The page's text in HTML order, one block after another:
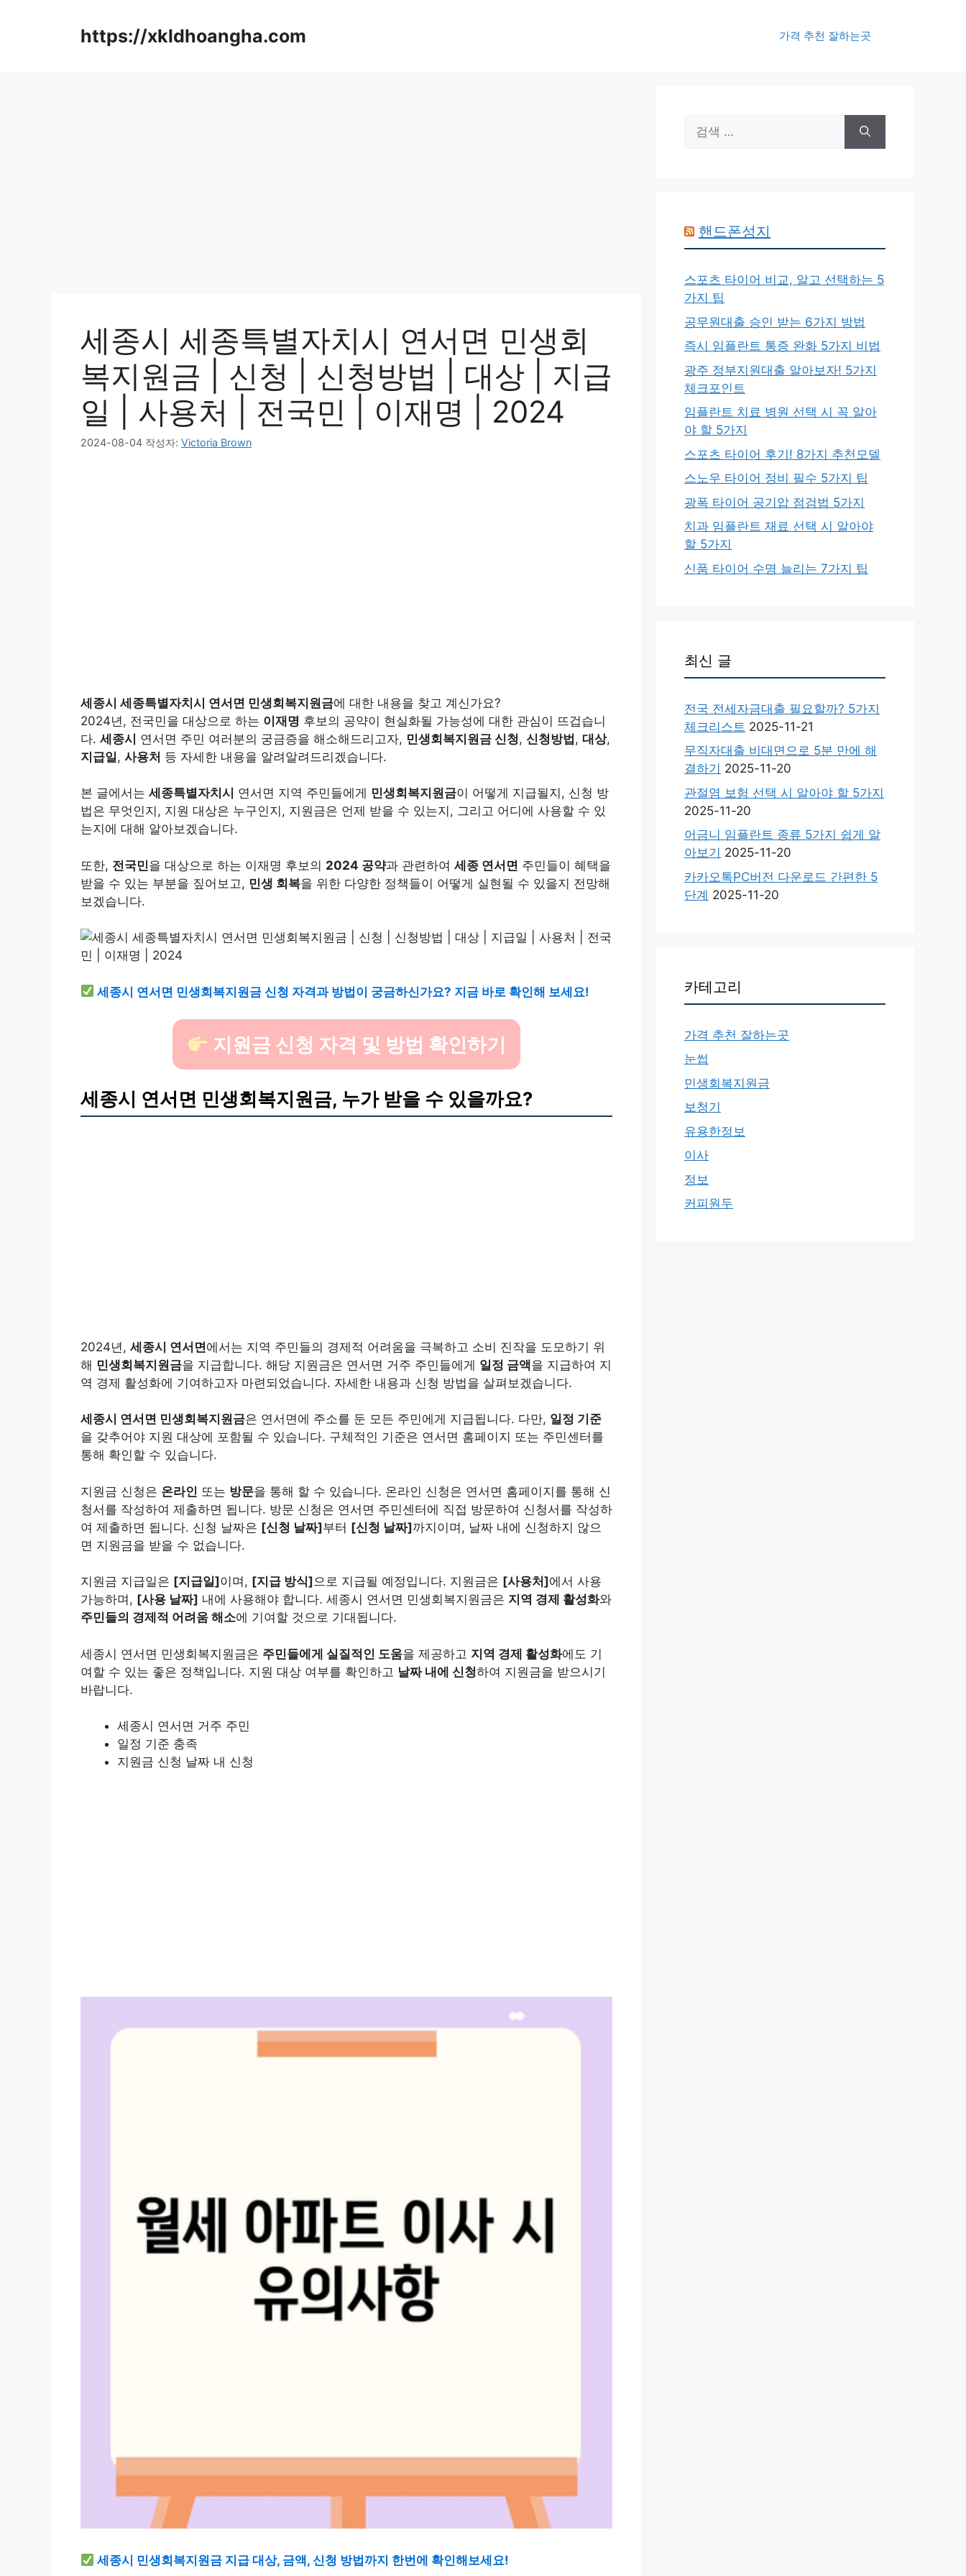
https://xkldhoangha.com 가격 추천 잘하는곳
세종시 세종특별자치시 연서면 민생회
복지원금 | 신청 | 신청방법 | 대상 | 지급
일 | 사용처 | 전국민 | 이재명 | 2024
2024-08-04 작성자: Victoria Brown
세종시 세종특별자치시 연서면 민생회복지원금에 대한 내용을 찾고 계신가요?
2024년, 전국민을 대상으로 하는 이재명 후보의 공약이 현실화될 가능성에 대한 관심이 뜨겁습니
다. 세종시 연서면 주민 여러분의 궁금증을 해소해드리고자, 민생회복지원금 신청, 신청방법, 대상,
지급일, 사용처 등 자세한 내용을 알려알려드리겠습니다.
본 글에서는 세종특별자치시 연서면 지역 주민들에게 민생회복지원금이 어떻게 지급될지, 신청 방
법은 무엇인지, 지원 대상은 누구인지, 지원금은 언제 받을 수 있는지, 그리고 어디에 사용할 수 있
는지에 대해 알아보겠습니다.
또한, 전국민을 대상으로 하는 이재명 후보의 2024 공약과 관련하여 세종 연서면 주민들이 혜택을
받을 수 있는 부분을 짚어보고, 민생 회복을 위한 다양한 정책들이 어떻게 실현될 수 있을지 전망해
보겠습니다.
세종시 연서면 민생회복지원금 신청 자격과 방법이 궁금하신가요? 지금 바로 확인해 보세요!
지원금 신청 자격 및 방법 확인하기
세종시 연서면 민생회복지원금, 누가 받을 수 있을까요?
2024년, 세종시 연서면에서는 지역 주민들의 경제적 어려움을 극복하고 소비 진작을 도모하기 위
해 민생회복지원금을 지급합니다. 해당 지원금은 연서면 거주 주민들에게 일정 금액을 지급하여 지
역 경제 활성화에 기여하고자 마련되었습니다. 자세한 내용과 신청 방법을 살펴보겠습니다.
세종시 연서면 민생회복지원금은 연서면에 주소를 둔 모든 주민에게 지급됩니다. 다만, 일정 기준
을 갖추어야 지원 대상에 포함될 수 있습니다. 구체적인 기준은 연서면 홈페이지 또는 주민센터를
통해 확인할 수 있습니다.
지원금 신청은 온라인 또는 방문을 통해 할 수 있습니다. 온라인 신청은 연서면 홈페이지를 통해 신
청서를 작성하여 제출하면 됩니다. 방문 신청은 연서면 주민센터에 직접 방문하여 신청서를 작성하
여 제출하면 됩니다. 신청 날짜은 [신청 날짜]부터 [신청 날짜]까지이며, 날짜 내에 신청하지 않으
면 지원금을 받을 수 없습니다.
지원금 지급일은 [지급일]이며, [지급 방식]으로 지급될 예정입니다. 지원금은 [사용처]에서 사용
가능하며, [사용 날짜] 내에 사용해야 합니다. 세종시 연서면 민생회복지원금은 지역 경제 활성화와
주민들의 경제적 어려움 해소에 기여할 것으로 기대됩니다.
세종시 연서면 민생회복지원금은 주민들에게 실질적인 도움을 제공하고 지역 경제 활성화에도 기
여할 수 있는 좋은 정책입니다. 지원 대상 여부를 확인하고 날짜 내에 신청하여 지원금을 받으시기
바랍니다.
세종시 연서면 거주 주민
일정 기준 충족
지원금 신청 날짜 내 신청
세종시 민생회복지원금 지급 대상, 금액, 신청 방법까지 한번에 확인해보세요!
색:
핸드폰성지
스포츠 타이어 비교, 알고 선택하는 5
가지 팁
공무원대출 승인 받는 6가지 방법
즉시 임플란트 통증 완화 5가지 비법
광주 정부지원대출 알아보자! 5가지
체크포인트
임플란트 치료 병원 선택 시 꼭 알아
야 할 5가지
스포츠 타이어 후기! 8가지 추천모델
스노우 타이어 정비 필수 5가지 팁
광폭 타이어 공기압 점검법 5가지
치과 임플란트 재료 선택 시 알아야
할 5가지
신품 타이어 수명 늘리는 7가지 팁
최신 글
전국 전세자금대출 필요할까? 5가지
체크리스트 2025-11-21
무직자대출 비대면으로 5분 만에 해
결하기 2025-11-20
관절염 보험 선택 시 알아야 할 5가지
2025-11-20
어금니 임플란트 종류 5가지 쉽게 알
아보기 2025-11-20
카카오톡PC버전 다운로드 간편한 5
단계 2025-11-20
카테고리
가격 추천 잘하는곳
눈썹
민생회복지원금
보청기
유용한정보
이사
정보
커피원두